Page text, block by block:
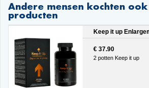
Andere mensen kochten
producten
Keep it up
€ 37.90
2 potten Keep it up